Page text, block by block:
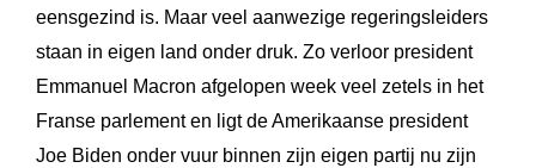
eensgezind is. Maar veel aanwezige regeringsleiders
staan in eigen land onder druk. Zo verloor president
Emmanuel Macron afgelopen week veel zetels in het
Franse parlement en ligt de Amerikaanse president
Joe Biden onder vuur binnen zijn eigen partij nu zijn